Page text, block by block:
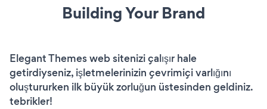
Building Your Brand
Elegant Themes web sitenizi çalışır hale
getirdiyseniz, işletmelerinizin çevrimiçi varlığını
oluştururken ilk büyük zorluğun üstesinden geldiniz.
tebrikler!